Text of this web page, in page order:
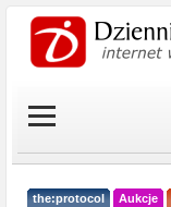
the:protocol Aukcje